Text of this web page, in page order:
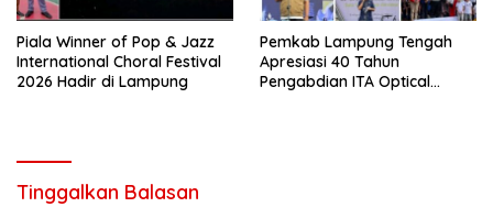
Piala Winner of Pop & Jazz
International Choral Festival
2026 Hadir di Lampung
Pemkab Lampung Tengah
Apresiasi 40 Tahun
Pengabdian ITA Optical
Tinggalkan Balasan